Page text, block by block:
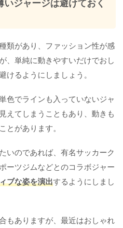
いジャージは避けておく
類があり、ファッション性が感
、単純に動きやすいだけでおし
けるようにしましょう。
色でラインも入っていないジャ
えてしまうこともあり、動きも
とがあります。
いのであれば、有名サッカーク
ーツジムなどとのコラボジャー
ブな姿を演出するようにしまし
もありますが、最近はおしゃれ